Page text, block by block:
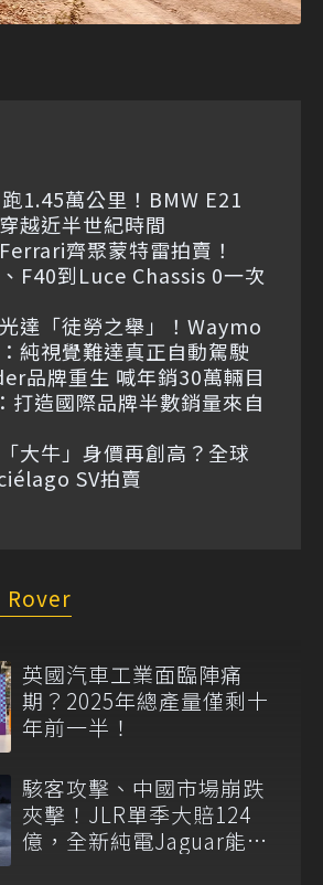
1.45萬公里！BMW E21
越近半世紀時間
齊聚蒙特雷拍賣！
F40到Luce Chassis 0一次
達「徒勞之舉」！Waymo
純視覺難達真正自動駕駛
品牌重生 喊年銷30萬輛目
打造國際品牌半數銷量來自
大牛」身價再創高？全球
SV拍賣
英國汽車工業面臨陣痛
期？2025年總產量僅剩十
年前一半！
駭客攻擊、中國市場崩跌
夾擊！JLR單季大賠124
億，全新純電Jaguar能否